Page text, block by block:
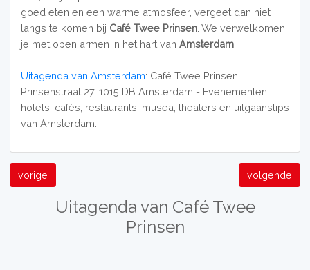
goed eten en een warme atmosfeer, vergeet dan niet
langs te komen bij Café Twee Prinsen. We verwelkomen
je met open armen in het hart van Amsterdam!
Uitagenda van Amsterdam: Café Twee Prinsen,
Prinsenstraat 27, 1015 DB Amsterdam - Evenementen,
hotels, cafés, restaurants, musea, theaters en uitgaanstips
van Amsterdam.
vorige volgende
Uitagenda van Café Twee
Prinsen